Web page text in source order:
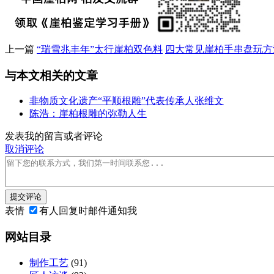
上一篇 “瑞雪兆丰年”太行崖柏双色料 四大常见崖柏手串盘玩
与本文相关的文章
非物质文化遗产“平顺根雕”代表传承人张维文
陈浩：崖柏根雕的弥勒人生
发表我的留言或者评论
取消评论
提交评论
表情 有人回复时邮件通知我
网站目录
制作工艺 (91)